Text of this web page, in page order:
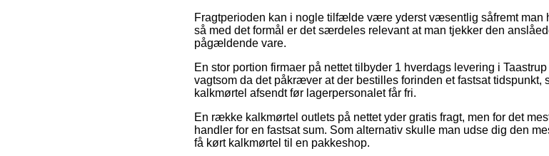
Fragtperioden kan i nogle tilfælde være yderst væsentlig såfremt man
så med det formål er det særdeles relevant at man tjekker den
pågældende vare.
En stor portion firmaer på nettet tilbyder 1 hverdags levering i
vagtsom da det påkræver at der bestilles forinden et fastsat tidspunkt,
kalkmørtel afsendt før lagerpersonalet får fri.
En række kalkmørtel outlets på nettet yder gratis fragt, men for det
handler for en fastsat sum. Som alternativ skulle man udse dig den
få kørt kalkmørtel til en pakkeshop.